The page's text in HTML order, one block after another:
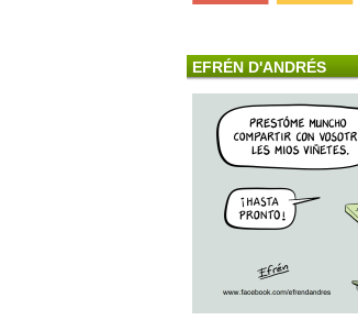
EFRÉN D'ANDRÉS